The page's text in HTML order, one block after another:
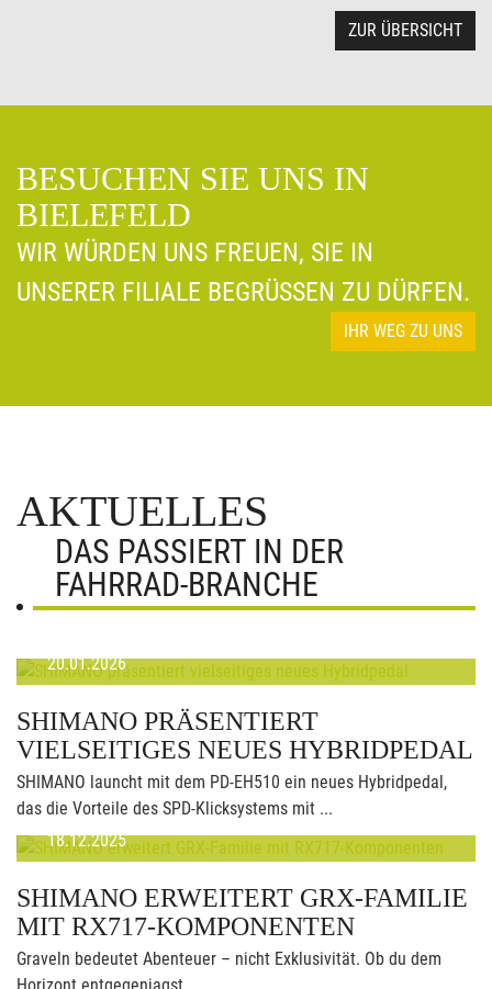
ZUR ÜBERSICHT
BESUCHEN SIE UNS IN
BIELEFELD
WIR WÜRDEN UNS FREUEN, SIE IN
UNSERER FILIALE BEGRÜSSEN ZU DÜRFEN.
IHR WEG ZU UNS
AKTUELLES
DAS PASSIERT IN DER
FAHRRAD-BRANCHE
20.01.2026
SHIMANO PRÄSENTIERT
VIELSEITIGES NEUES HYBRIDPEDAL
SHIMANO launcht mit dem PD-EH510 ein neues Hybridpedal,
das die Vorteile des SPD-Klicksystems mit ...
18.12.2025
SHIMANO ERWEITERT GRX-FAMILIE
MIT RX717-KOMPONENTEN
Graveln bedeutet Abenteuer – nicht Exklusivität. Ob du dem